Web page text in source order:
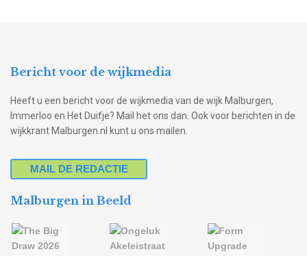
Bericht voor de wijkmedia
Heeft u een bericht voor de wijkmedia van de wijk Malburgen,
Immerloo en Het Duifje? Mail het ons dan. Ook voor berichten in de
wijkkrant Malburgen.nl kunt u ons mailen.
MAIL DE REDACTIE
Malburgen in Beeld